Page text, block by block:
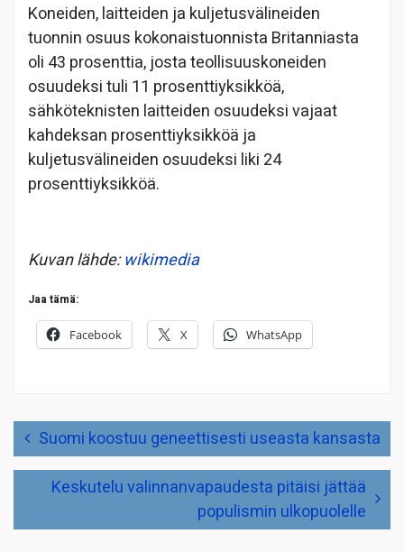
Koneiden, laitteiden ja kuljetusvälineiden
tuonnin osuus kokonaistuonnista Britanniasta
oli 43 prosenttia, josta teollisuuskoneiden
osuudeksi tuli 11 prosenttiyksikköä,
sähköteknisten laitteiden osuudeksi vajaat
kahdeksan prosenttiyksikköä ja
kuljetusvälineiden osuudeksi liki 24
prosenttiyksikköä.
Kuvan lähde:wikimedia
Jaa tämä:
Facebook X WhatsApp
Artikkelien
selausSuomi koostuu geneettisesti useasta kansasta
Keskutelu valinnanvapaudesta pitäisi jättää
populismin ulkopuolelle